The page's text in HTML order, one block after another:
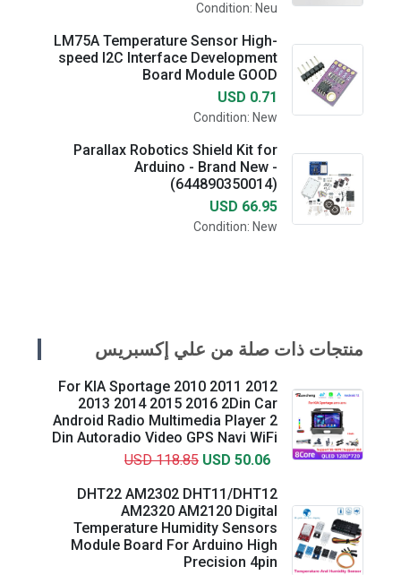
Condition: Neu
LM75A Temperature Sensor High-
speed I2C Interface Development
Board Module GOOD
USD 0.71
Condition: New
Parallax Robotics Shield Kit for
Arduino - Brand New -
(644890350014)
USD 66.95
Condition: New
منتجات ذات صلة من علي إكسبريس
For KIA Sportage 2010 2011 2012
2013 2014 2015 2016 2Din Car
Android Radio Multimedia Player 2
Din Autoradio Video GPS Navi WiFi
USD 118.85 USD 50.06
DHT22 AM2302 DHT11/DHT12
AM2320 AM2120 Digital
Temperature Humidity Sensors
Module Board For Arduino High
Precision 4pin